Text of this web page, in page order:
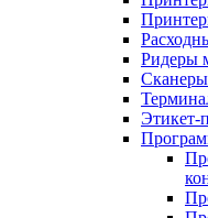
Ридеры
Этикет-